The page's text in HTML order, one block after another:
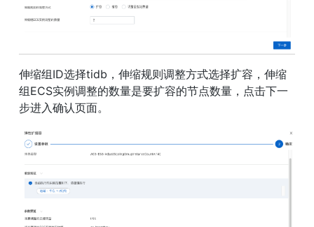
伸缩组ID选择tidb，伸缩规则调整方式选择扩容，伸缩
组ECS实例调整的数量是要扩容的节点数量，点击下一
步进入确认页面。